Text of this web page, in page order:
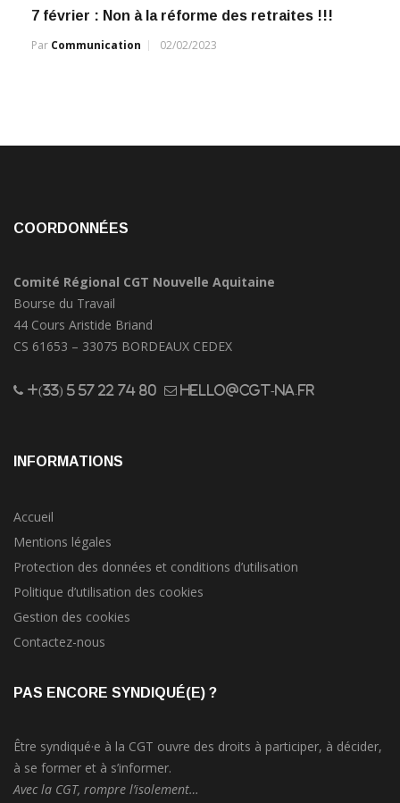
7 février : Non à la réforme des retraites !!!
Par Communication 02/02/2023
COORDONNÉES
Comité Régional CGT Nouvelle Aquitaine
Bourse du Travail
44 Cours Aristide Briand
CS 61653 – 33075 BORDEAUX CEDEX
+(33) 5 57 22 74 80 hello@cgt-na.fr
INFORMATIONS
Accueil
Mentions légales
Protection des données et conditions d’utilisation
Politique d’utilisation des cookies
Gestion des cookies
Contactez-nous
PAS ENCORE SYNDIQUÉ(E) ?
Être syndiqué·e à la CGT ouvre des droits à participer, à décider,
à se former et à s’informer.
Avec la CGT, rompre l’isolement…